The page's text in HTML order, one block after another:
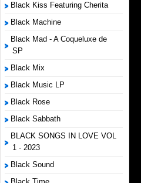
Black Kiss Featuring Cherita
Black Machine
Black Mad - A Coqueluxe de
SP
Black Mix
Black Music LP
Black Rose
Black Sabbath
BLACK SONGS IN LOVE VOL
1 - 2023
Black Sound